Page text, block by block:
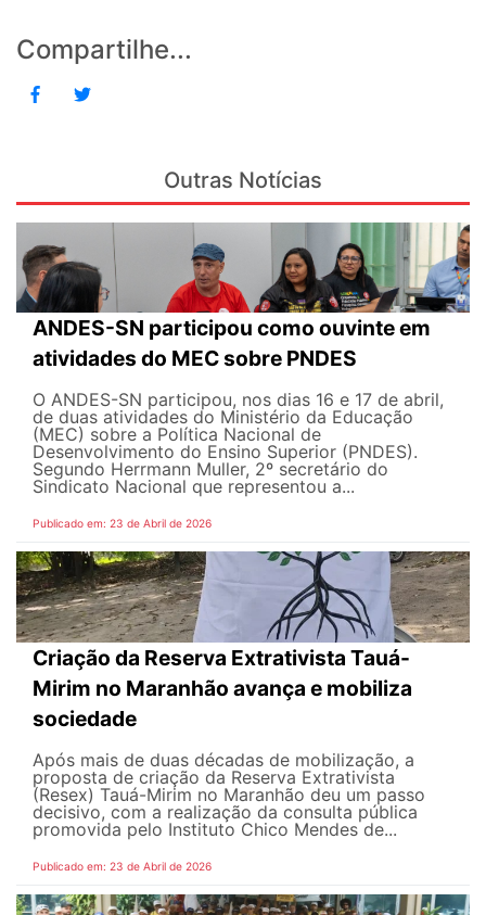
Compartilhe...
Outras Notícias
ANDES-SN participou como ouvinte em
atividades do MEC sobre PNDES
O ANDES-SN participou, nos dias 16 e 17 de abril,
de duas atividades do Ministério da Educação
(MEC) sobre a Política Nacional de
Desenvolvimento do Ensino Superior (PNDES).
Segundo Herrmann Muller, 2º secretário do
Sindicato Nacional que representou a...
Publicado em: 23 de Abril de 2026
Criação da Reserva Extrativista Tauá-
Mirim no Maranhão avança e mobiliza
sociedade
Após mais de duas décadas de mobilização, a
proposta de criação da Reserva Extrativista
(Resex) Tauá-Mirim no Maranhão deu um passo
decisivo, com a realização da consulta pública
promovida pelo Instituto Chico Mendes de...
Publicado em: 23 de Abril de 2026